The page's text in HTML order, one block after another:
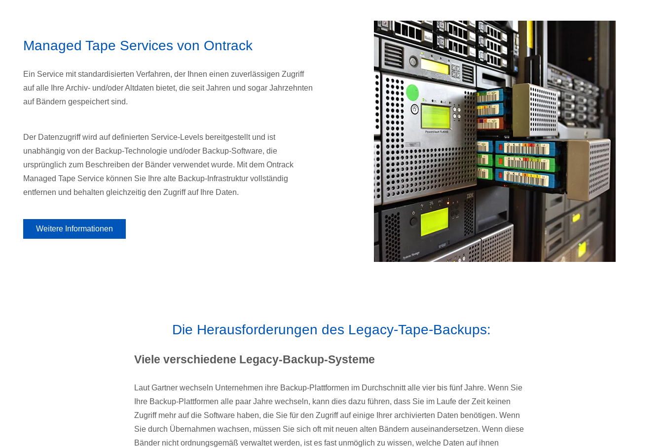
Managed Tape Services von Ontrack
Ein Service mit standardisierten Verfahren, der Ihnen einen zuverlässigen Zugriff
auf alle Ihre Archiv- und/oder Altdaten bietet, die seit Jahren und sogar Jahrzehnten
auf Bändern gespeichert sind.
Der Datenzugriff wird auf definierten Service-Levels bereitgestellt und ist
unabhängig von der Backup-Technologie und/oder Backup-Software, die
ursprünglich zum Beschreiben der Bänder verwendet wurde. Mit dem Ontrack
Managed Tape Service können Sie Ihre alte Backup-Infrastruktur vollständig
entfernen und behalten gleichzeitig den Zugriff auf Ihre Daten.
Weitere Informationen
Die Herausforderungen des Legacy-Tape-Backups:
Viele verschiedene Legacy-Backup-Systeme
Laut Gartner wechseln Unternehmen ihre Backup-Plattformen im Durchschnitt alle vier bis fünf Jahre. Wenn Sie
Ihre Backup-Plattformen alle paar Jahre wechseln, kann dies dazu führen, dass Sie im Laufe der Zeit keinen
Zugriff mehr auf die Software haben, die Sie für den Zugriff auf einige Ihrer archivierten Daten benötigen. Wenn
Sie durch Übernahmen wachsen, müssen Sie sich oft mit neuen alten Bändern auseinandersetzen. Wenn diese
Bänder nicht ordnungsgemäß verwaltet werden, ist es fast unmöglich zu wissen, welche Daten auf ihnen